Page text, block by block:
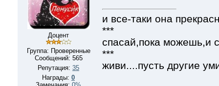
Доцент
Группа: Проверенные
Сообщений: 565
Репутация: 35
Награды: 0
и все-таки она
***
спасай,пока можешь,и
***
живи....пусть другие